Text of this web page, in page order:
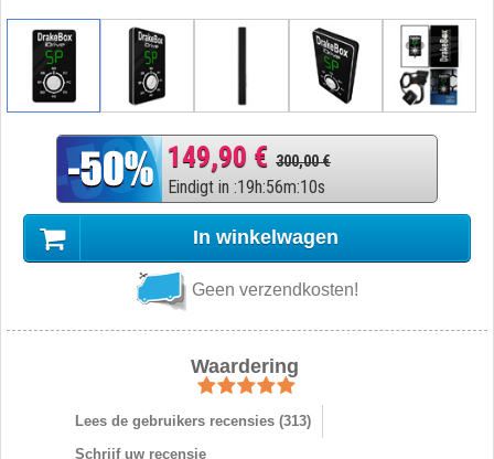
149,90 € 300,00 €
Eindigt in :19h:56m:9s
In winkelwagen
Geen verzendkosten!
Waardering
Lees de gebruikers recensies (313)
Schrijf uw recensie